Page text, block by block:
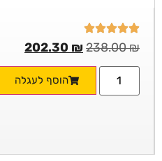
238.00₪
202.30 ₪
הוסף לעגלה